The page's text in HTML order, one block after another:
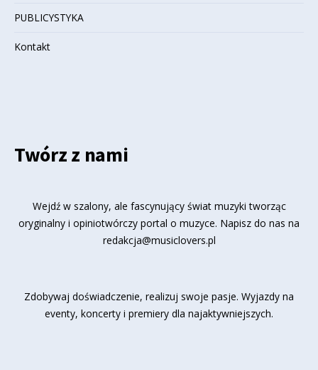
PUBLICYSTYKA
Kontakt
Twórz z nami
Wejdź w szalony, ale fascynujący świat muzyki tworząc
oryginalny i opiniotwórczy portal o muzyce. Napisz do nas na
redakcja@musiclovers.pl
Zdobywaj doświadczenie, realizuj swoje pasje. Wyjazdy na
eventy, koncerty i premiery dla najaktywniejszych.